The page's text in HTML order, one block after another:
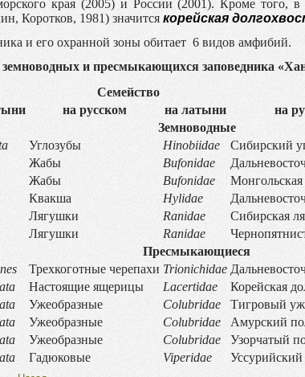
края (2005) и России (2001). Кроме того, в
Коротков, 1981) значится корейская
и его охранной зоны обитает 6 видов амфибий.
и пресмыкающихся заповедника
Семейство
на русском на латыни на
Земноводные
Углозубы Hinobiidae Сибирский
Жабы Bufonidae
Жабы Bufonidae Монгольская
Квакша Hylidae
Лягушки Ranidae Сибирская
Лягушки Ranidae
Пресмыкающиеся
Трехкоготные черепахи Trionichidae
Настоящие ящерицы Lacertidae Корейская
Ужеобразные Colubridae Тигровый уж
Ужеобразные Colubridae Амурский
Ужеобразные Colubridae Узорчатый
Гадюковые Viperidae